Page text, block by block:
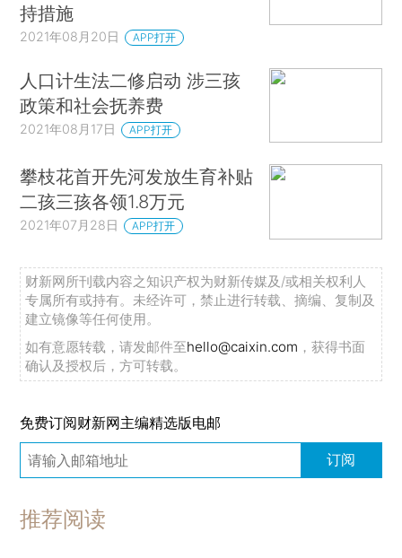
持措施
2021年08月20日 APP打开
人口计生法二修启动 涉三孩
政策和社会抚养费
2021年08月17日 APP打开
攀枝花首开先河发放生育补贴
二孩三孩各领1.8万元
2021年07月28日 APP打开
财新网所刊载内容之知识产权为财新传媒及/或相关权利人
专属所有或持有。未经许可，禁止进行转载、摘编、复制及
建立镜像等任何使用。
如有意愿转载，请发邮件至hello@caixin.com ，获得书面
确认及授权后，方可转载。
免费订阅财新网主编精选版电邮
订阅
推荐阅读